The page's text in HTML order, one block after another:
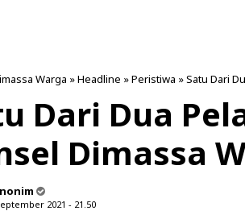
Warga »Headline »Peristiwa »Satu Dari
Dari Dua
Dimassa
2021 - 21.50